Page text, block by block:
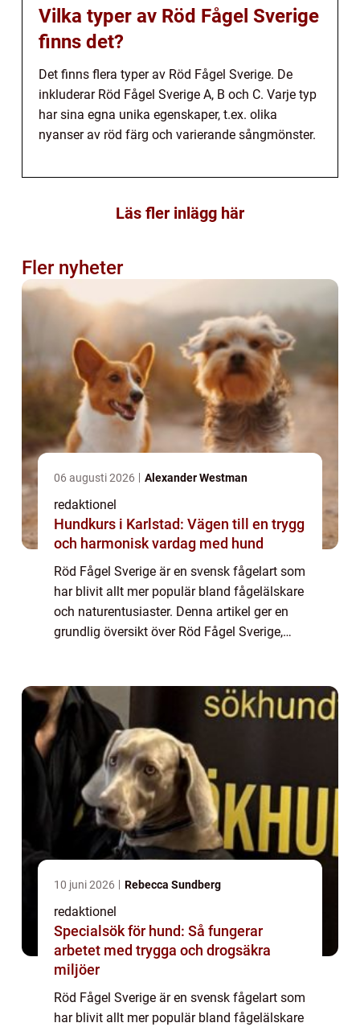
Vilka typer av Röd Fågel Sverige
finns det?
Det finns flera typer av Röd Fågel Sverige. De
inkluderar Röd Fågel Sverige A, B och C. Varje typ
har sina egna unika egenskaper, t.ex. olika
nyanser av röd färg och varierande sångmönster.
Läs fler inlägg här
Fler nyheter
06 augusti 2026 Alexander Westman
redaktionel
Hundkurs i Karlstad: Vägen till en trygg
och harmonisk vardag med hund
Röd Fågel Sverige är en svensk fågelart som
har blivit allt mer populär bland fågelälskare
och naturentusiaster. Denna artikel ger en
grundlig översikt över Röd Fågel Sverige,
10 juni 2026 Rebecca Sundberg
redaktionel
Specialsök för hund: Så fungerar
arbetet med trygga och drogsäkra
miljöer
Röd Fågel Sverige är en svensk fågelart som
har blivit allt mer populär bland fågelälskare